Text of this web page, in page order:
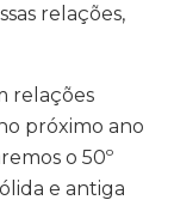
relações,
relações
próximo ano
o 50º
e antiga